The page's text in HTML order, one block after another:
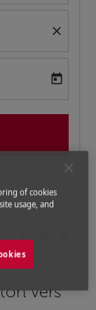
close
date-aria-label
today
vers
of cookies
usage, and